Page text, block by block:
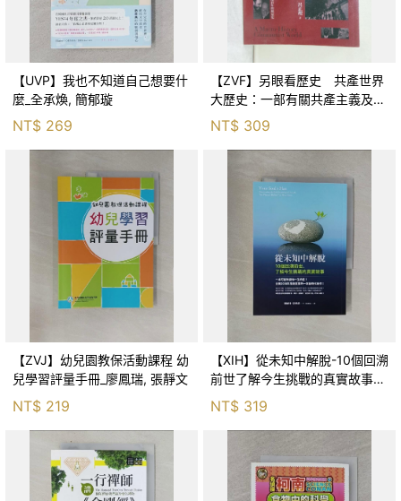
【UVP】我也不知道自己想要什
麼_全承煥, 簡郁璇
NT$ 269
【ZVF】另眼看歷史 共產世界
大歷史：一部有關共產主義及共
產黨兩百年的興衰史_呂正理
NT$ 309
【ZVJ】幼兒園教保活動課程 幼
兒學習評量手冊_廖鳳瑞, 張靜文
NT$ 219
【XIH】從未知中解脫-10個回溯
前世了解今生挑戰的真實故事_
羅伯特．舒
NT$ 319